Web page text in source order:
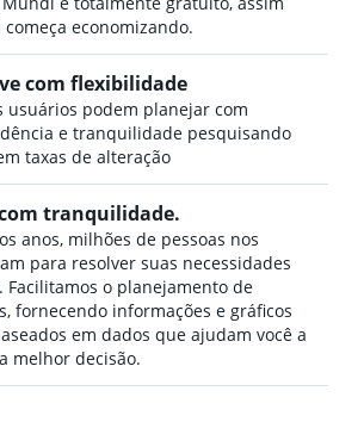
começa economizando.
com flexibilidade
usuários podem planejar com
e tranquilidade pesquisando
taxas de alteração
tranquilidade.
anos, milhões de pessoas nos
para resolver suas necessidades
Facilitamos o planejamento de
fornecendo informações e gráficos
em dados que ajudam você a
melhor decisão.